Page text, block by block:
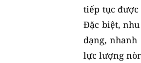
tiếp tục
Đặc biệt,
dạng,
lực lượng